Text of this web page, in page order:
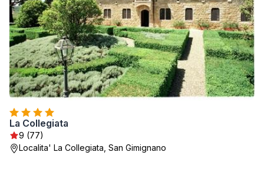
La Collegiata
9 (77)
Localita' La Collegiata, San Gimignano